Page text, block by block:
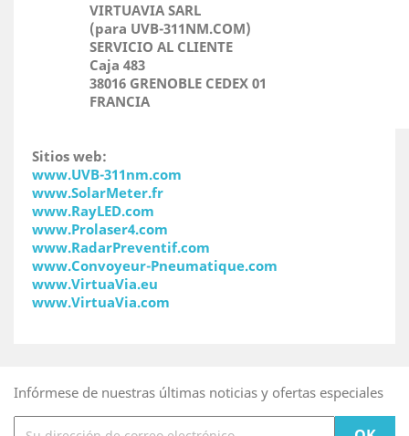
VIRTUAVIA SARL
(para UVB-311NM.COM)
SERVICIO AL CLIENTE
Caja 483
38016 GRENOBLE CEDEX 01
FRANCIA
Sitios web:
www.UVB-311nm.com
www.SolarMeter.fr
www.RayLED.com
www.Prolaser4.com
www.RadarPreventif.com
www.Convoyeur-Pneumatique.com
www.VirtuaVia.eu
www.VirtuaVia.com
Infórmese de nuestras últimas noticias y ofertas especiales